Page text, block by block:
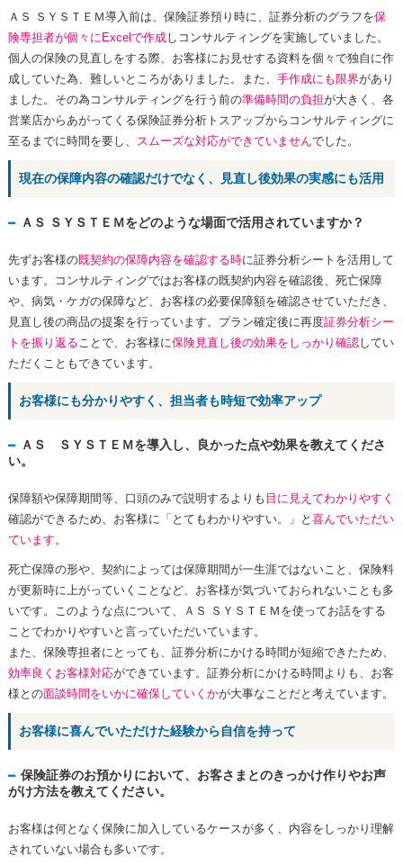
ＡＳ ＳＹＳＴＥＭ導入前は、保険証券預り時に、証券分析のグラフを保
険専担者が個々にExcelで作成しコンサルティングを実施していました。
個人の保険の見直しをする際、お客様にお見せする資料を個々で独自に作
成していた為、難しいところがありました。また、 手作成にも限界があり
ました。その為コンサルティングを行う前の準備時間の負担が大きく、各
営業店からあがってくる保険証券分析トスアップからコンサルティングに
至るまでに時間を要し、 スムーズな対応ができていませんでした。
現在の保障内容の確認だけでなく、見直し後効果の実感にも活用
ＡＳ ＳＹＳＴＥＭをどのような場面で活用されていますか？
先ずお客様の既契約の保障内容を確認する時に証券分析シートを活用して
います。コンサルティングではお客様の既契約内容を確認後、死亡保障
や、病気・ケガの保障など、お客様の必要保障額を確認させていただき、
見直し後の商品の提案を行っています。プラン確定後に再度証券分析シー
トを振り返ることで、お客様に保険見直し後の効果をしっかり確認してい
ただくこともできています。
お客様にも分かりやすく、担当者も時短で効率アップ
ＡＳ ＳＹＳＴＥＭを導入し、良かった点や効果を教えてくださ
い。
保障額や保障期間等、口頭のみで説明するよりも 目に見えてわかりやすく
確認ができるため、お客様に「とてもわかりやすい。」と 喜んでいただい
ています。
死亡保障の形や、契約によっては保障期間が一生涯ではないこと、保険料
が更新時に上がっていくことなど、お客様が気づいておられないことも多
いです。このような点について、ＡＳ ＳＹＳＴＥＭを使ってお話をする
ことでわかりやすいと言っていただいています。
また、保険専担者にとっても、証券分析にかける時間が短縮できたため、
効率良くお客様対応ができています。証券分析にかける時間よりも、お客
様との面談時間をいかに確保していくかが大事なことだと考えています。
お客様に喜んでいただけた経験から自信を持って
保険証券のお預かりにおいて、お客さまとのきっかけ作りやお声
がけ方法を教えてください。
お客様は何となく保険に加入しているケースが多く、内容をしっかり理解
されていない場合も多いです。